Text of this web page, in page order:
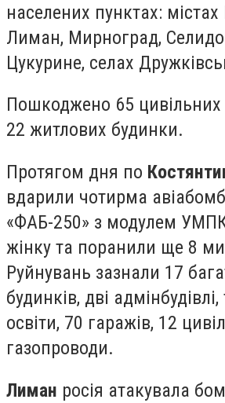
населених пунктах: містах
Лиман, Мирноград,
Цукурине, селах
Пошкоджено 65 цивільних
22 житлових будинки.
Протягом дня по
вдарили чотирма
«ФАБ-250» з модулем
жінку та поранили ще 8
Руйнувань зазнали 17
будинків, дві
освіти, 70 гаражів, 12
газопроводи.
Лиман росія атакувала